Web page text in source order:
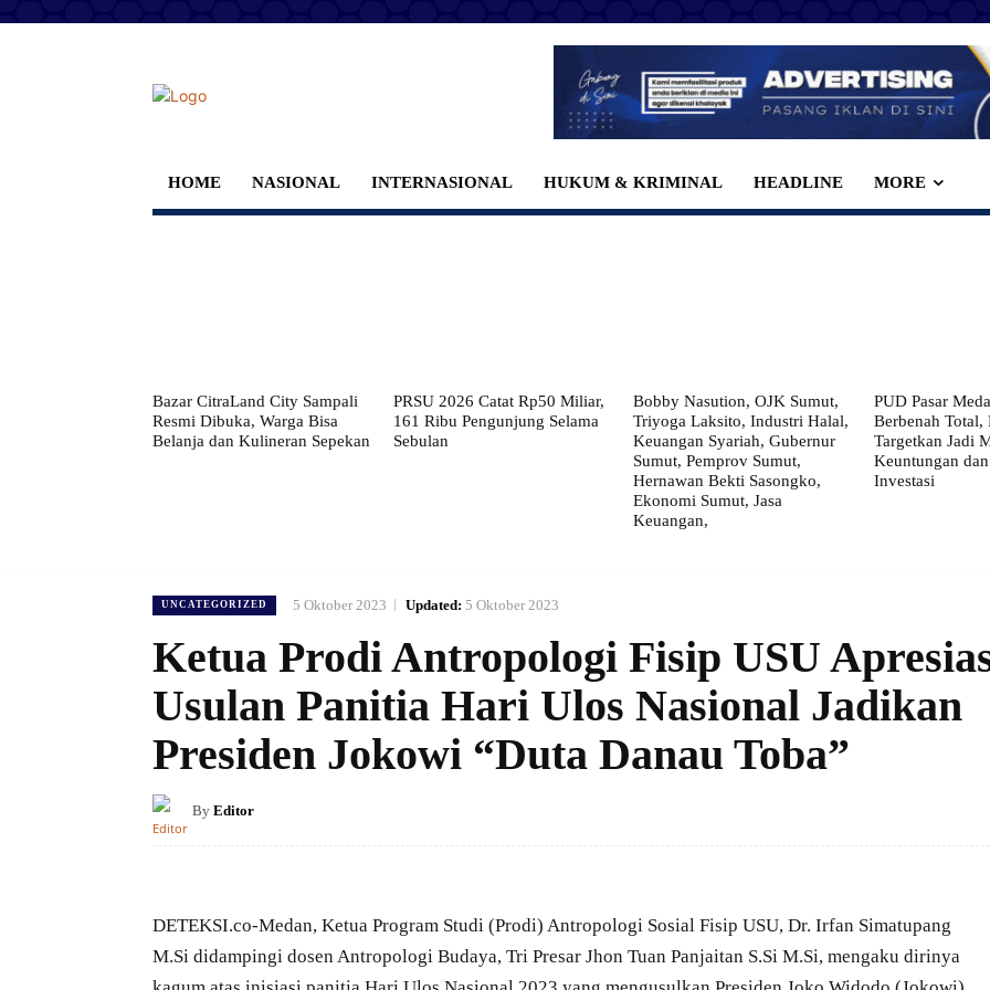
HOME NASIONAL INTERNASIONAL HUKUM & KRIMINAL HEADLINE MORE
Bazar CitraLand City Sampali
Resmi Dibuka, Warga Bisa
Belanja dan Kulineran Sepekan
PRSU 2026 Catat Rp50 Miliar,
161 Ribu Pengunjung Selama
Sebulan
Bobby Nasution, OJK Sumut,
Triyoga Laksito, Industri Halal,
Keuangan Syariah, Gubernur
Sumut, Pemprov Sumut,
Hernawan Bekti Sasongko,
Ekonomi Sumut, Jasa
Keuangan,
PUD Pasar
Berbenah Total,
Targetkan Jadi
Keuntungan dan
Investasi
UNCATEGORIZED 5 Oktober 2023 Updated: 5 Oktober 2023
Ketua Prodi Antropologi Fisip USU
Usulan Panitia Hari Ulos Nasional Jadikan
Presiden Jokowi “Duta Danau Toba”
By Editor
DETEKSI.co-Medan, Ketua Program Studi (Prodi) Antropologi Sosial Fisip USU, Dr. Irfan Simatupang
M.Si didampingi dosen Antropologi Budaya, Tri Presar Jhon Tuan Panjaitan S.Si M.Si, mengaku dirinya